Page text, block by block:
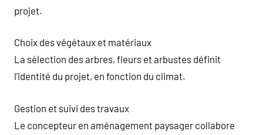
projet.
Choix des végétaux et matériaux
La sélection des arbres, fleurs et arbustes définit
l’identité du projet, en fonction du climat.
Gestion et suivi des travaux
Le concepteur en aménagement paysager collabore